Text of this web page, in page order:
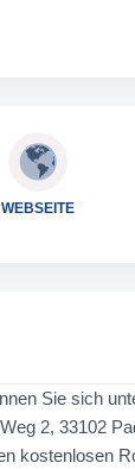
WEBSEITE
Sie sich
2, 33102
kostenlosen